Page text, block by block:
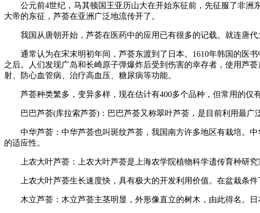
公元前4世纪，马其顿国王亚历山大在开始东征前，先征服了非洲
大帝的东征，芦荟在亚洲广泛地流传开了。
我国从唐朝开始，芦荟在医药中的应用已有很多的记载。就连唐代
通常认为在宋末明初年间，芦荟东渡到了日本。1610年韩国的医书
之后。人们发现广岛和长崎原子弹爆炸后受到伤害的幸存者，使用芦
射、防心血管病、治疗高血压、糖尿病等功能。
芦荟种类繁多，变异多样，现在估计有400多个品种，但常用的仅有
巴巴芦荟(库拉索芦荟)：巴巴芦荟又称翠叶芦荟，是目前利用最广
中华芦荟：中华芦荟也叫斑纹芦荟，我国南方许多地区有栽培。中
的适应性。
上农大叶芦荟：上农大叶芦荟是上海农学院植物科学遗传育种研究
上农大叶芦荟生长速度快，具有极大的开发利用价值。在盆栽条件
木立芦荟：木立芦荟主茎明显，外形像直立的树木，由此得名。日